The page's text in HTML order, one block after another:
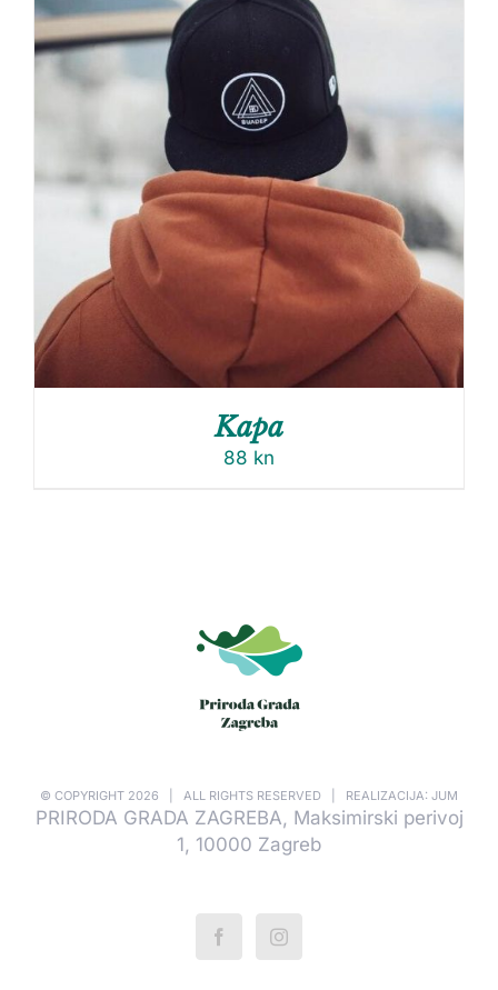
Kapa
88 kn
© COPYRIGHT 2026 | ALL RIGHTS RESERVED | REALIZACIJA: JUM
PRIRODA GRADA ZAGREBA, Maksimirski perivoj
1, 10000 Zagreb